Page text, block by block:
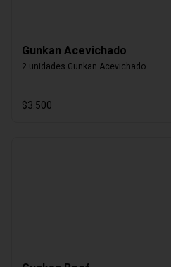
Gunkan Acevichado
2 unidades Gunkan Acevichado
$3.500